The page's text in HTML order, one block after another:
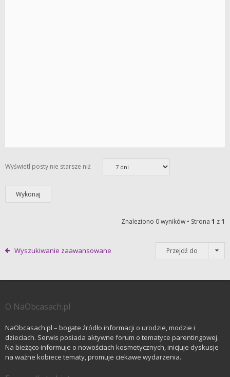
Wyświetl posty nie starsze niż
Znaleziono 0 wyników • Strona 1 z1
Wyszukiwanie zaawansowane Przejdź do
O NaObcasach.pl
NaObcasach.pl – bogate źródło informacji o urodzie, modzie i
dzieciach. Serwis posiada aktywne forum o tematyce parentingowej.
Na bieżąco informuje o nowościach kosmetycznych, inicjuje dyskusje
na ważne kobiece tematy, promuje ciekawe wydarzenia.